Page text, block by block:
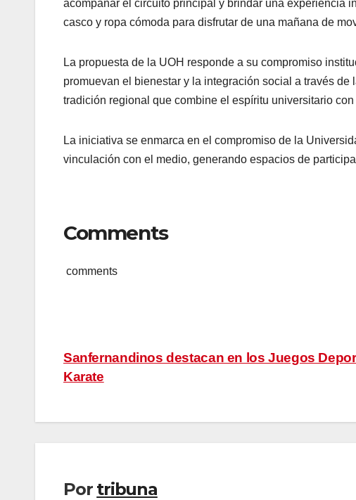
acompañar el circuito principal y brindar una experiencia
casco y ropa cómoda para disfrutar de una mañana de
La propuesta de la UOH responde a su compromiso
promuevan el bienestar y la integración social a través
tradición regional que combine el espíritu universitario
La iniciativa se enmarca en el compromiso de la
vinculación con el medio, generando espacios de
Comments
comments
Navegación
de
entradas
Sanfernandinos destacan en los Juegos
Karate
Por tribuna